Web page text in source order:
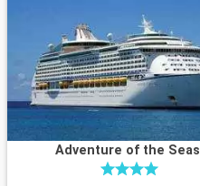
Adventure of the Seas